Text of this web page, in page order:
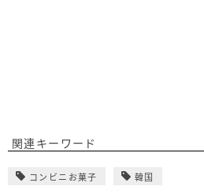
関連キーワード
コンビニお菓子 韓国